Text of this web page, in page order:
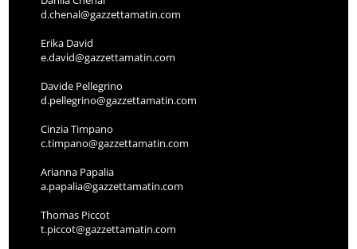
d.chenal@gazzettamatin.com
Erika David
e.david@gazzettamatin.com
Davide Pellegrino
d.pellegrino@gazzettamatin.com
Cinzia Timpano
c.timpano@gazzettamatin.com
Arianna Papalia
a.papalia@gazzettamatin.com
Thomas Piccot
t.piccot@gazzettamatin.com